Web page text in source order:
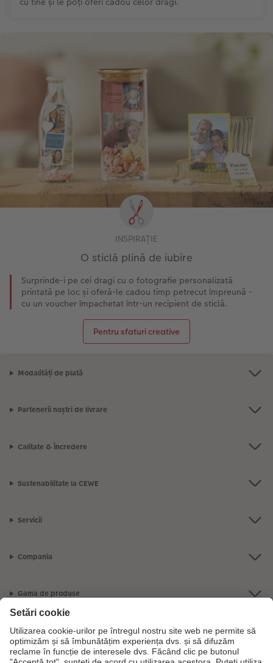
INSPIRAȚIE
O sticlă plină de iubire
Surprinde-i pe cei dragi cu o fotografie personalizată
printată pe loc și oferă-le cadou timp petrecut împreună -
cu un voucher împachetat într-un recipient de sticlă.
Pentru sfaturi creative
Modalități de plată
Partenerii noștri de livrare
Calitate & Încredere
Sustenabilitate la CEWE
Servicii
Compania
Gama de produse
CEWE Fotolumea